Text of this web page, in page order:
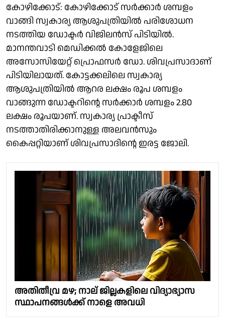
കോഴിക്കോട്: കോഴിക്കോട് സർക്കാർ ശമ്പളം
വാങ്ങി സ്വകാര്യ ആശുപത്രിയിൽ പരിശോധന
നടത്തിയ ഡോക്ടർ വിജിലൻസ് പിടിയിൽ.
മാനന്തവാടി മെഡിക്കൽ കോളേജിലെ
അസോസിയേറ്റ് പ്രൊഫസർ ഡോ. ശിവപ്രസാദാണ്
പിടിയിലായത്. കോട്ടക്കലിലെ സ്വകാര്യ
ആശുപത്രിയിൽ ആറര ലക്ഷം രൂപ ശമ്പളം
വാങ്ങുന്ന ഡോക്ടറിൻ്റെ സർക്കാർ ശമ്പളം 2.80
ലക്ഷം രൂപയാണ്. സ്വകാര്യ പ്രാക്ടീസ്
നടത്താതിരിക്കാനുള്ള അലവൻസും
കൈപ്പറ്റിയാണ് ശിവപ്രസാദിന്റെ ഇരട്ട ജോലി.
അതിതീവ്ര മഴ; നാല് ജില്ലകളിലെ വിദ്യാഭ്യാസ
സ്ഥാപനങ്ങൾക്ക് നാളെ അവധി